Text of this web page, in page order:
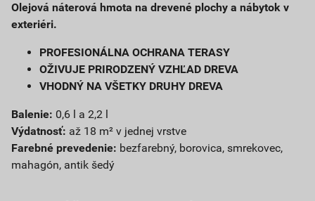
Olejová náterová hmota na drevené plochy a nábytok v
exteriéri.
PROFESIONÁLNA OCHRANA TERASY
OŽIVUJE PRIRODZENÝ VZHĽAD DREVA
VHODNÝ NA VŠETKY DRUHY DREVA
Balenie: 0,6 l a 2,2 l
Výdatnosť: až 18 m² v jednej vrstve
Farebné prevedenie: bezfarebný, borovica, smrekovec,
mahagón, antik šedý